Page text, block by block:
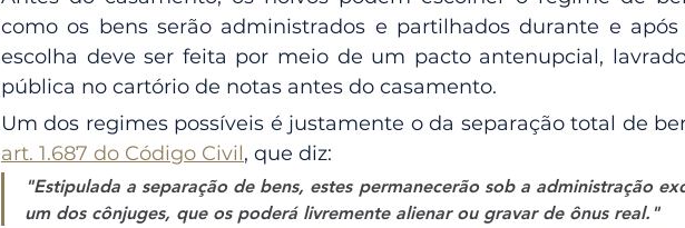
como os bens serão administrados e partilhados durante e após
escolha deve ser feita por meio de um pacto antenupcial,
pública no cartório de notas antes do casamento.
art. 1.687 do Código Civil, que diz:
"Estipulada a separação de bens, estes permanecerão sob a administração
um dos cônjuges, que os poderá livremente alienar ou gravar de ônus real."